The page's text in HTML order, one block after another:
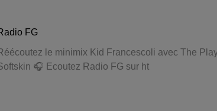
FG
le minimix Kid Francescoli avec The
🎧 Ecoutez Radio FG sur ht